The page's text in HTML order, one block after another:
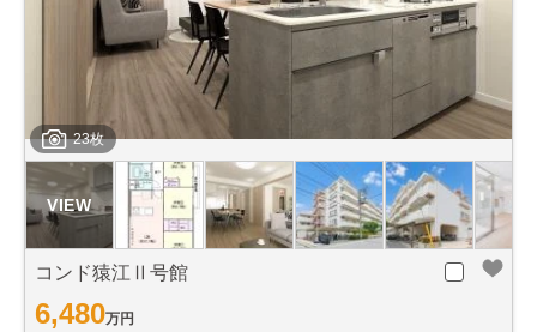
23枚
コンド猿江Ⅱ号館
6,480万円